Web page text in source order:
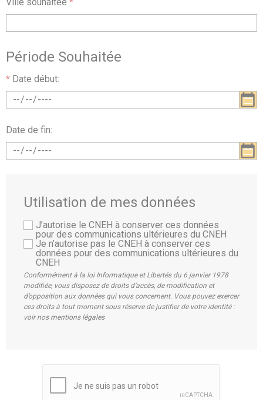
Période Souhaitée
* Date début:
Date de fin:
Utilisation de mes données
J’autorise le CNEH à conserver ces données
pour des communications ultérieures du CNEH
Je n’autorise pas le CNEH à conserver ces
données pour des communications ultérieures du
CNEH
Conformément à la loi Informatique et Libertés du 6 janvier 1978
modifiée, vous disposez de droits d’accès, de modification et
d’opposition aux données qui vous concernent. Vous pouvez exercer
ces droits à tout moment sous réserve de justifier de votre identité :
voir nos mentions légales